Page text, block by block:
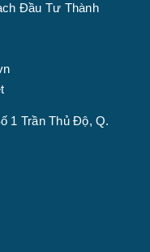
Đầu Tư Thành
1 Trần Thủ Độ, Q.